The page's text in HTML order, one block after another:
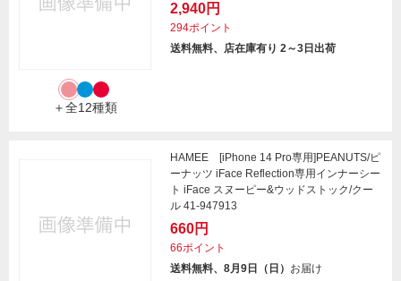
＋全12種類
2,940円
294ポイント
送料無料、店在庫有り 2～3日出荷
HAMEE [iPhone 14 Pro専用]PEANUTS/ピ
ーナッツ iFace Reflection専用インナーシー
ト iFace スヌーピー&ウッドストック/クー
ル 41-947913
660円
66ポイント
送料無料、8月9日（日） お届け